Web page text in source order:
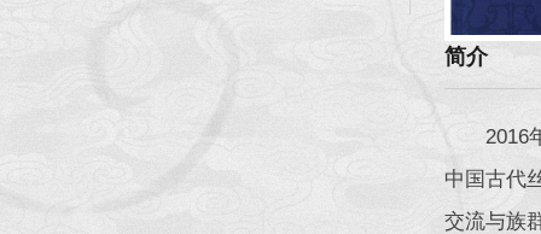
简介
2016
中国古代
交流与族